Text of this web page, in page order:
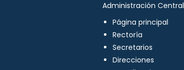
Administración Central
Página principal
Rectoría
Secretarios
Direcciones